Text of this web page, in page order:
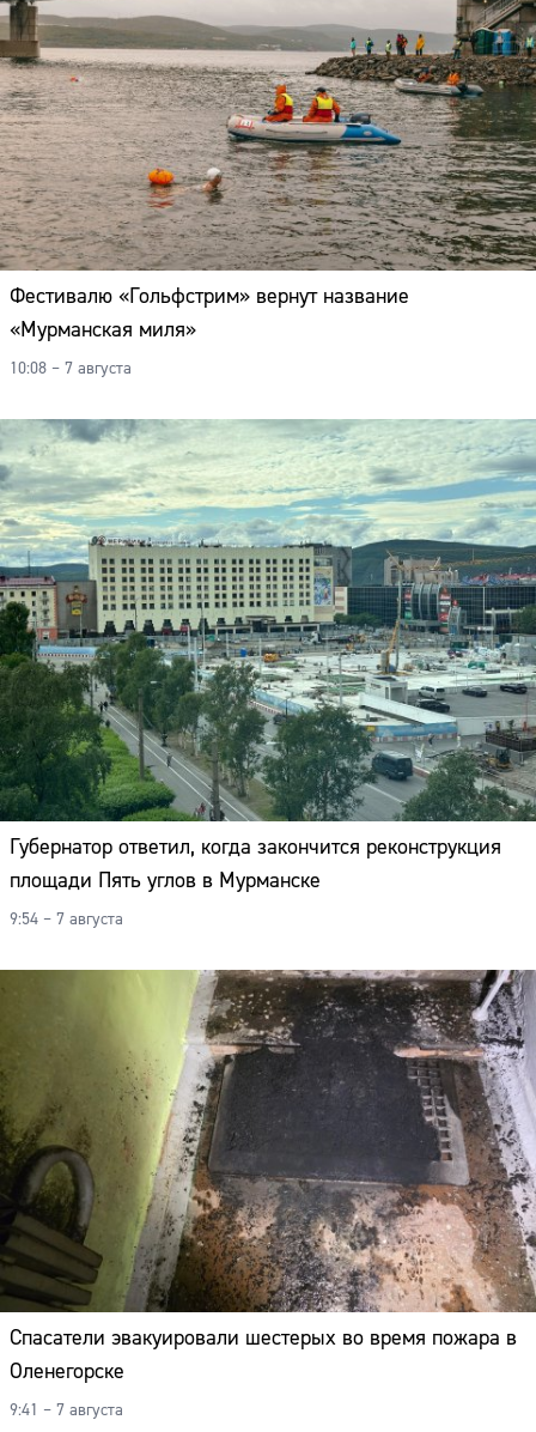
Фестивалю «Гольфстрим» вернут название
«Мурманская миля»
10:08 – 7 августа
Губернатор ответил, когда закончится реконструкция
площади Пять углов в Мурманске
9:54 – 7 августа
Спасатели эвакуировали шестерых во время пожара в
Оленегорске
9:41 – 7 августа
Адрес:
Телефон: